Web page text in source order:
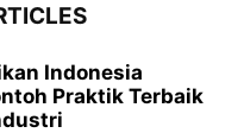
Indonesia
Praktik Terbaik